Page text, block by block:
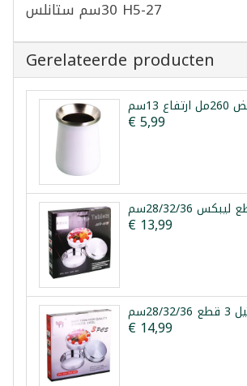
30سم ستانلس H5-27
Gerelateerde producten
€ 5,99
€ 13,99
€ 14,99